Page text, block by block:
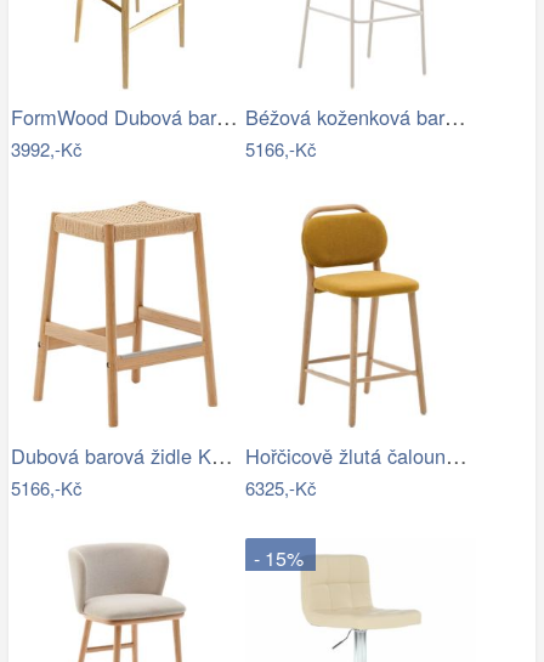
FormWood Dubová barová židle Nora 77 cm…
3992,-Kč
Béžová koženková barová židle Kave Home…
5166,-Kč
Dubová barová židle Kave Home Yalia s…
5166,-Kč
Hořčicově žlutá čalouněná barová židle…
6325,-Kč
- 15%